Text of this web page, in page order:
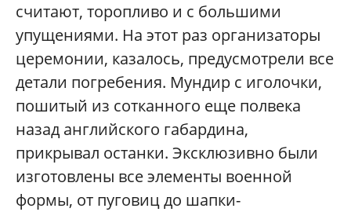
считают, торопливо и с большими
упущениями. На этот раз организаторы
церемонии, казалось, предусмотрели все
детали погребения. Мундир с иголочки,
пошитый из сотканного еще полвека
назад английского габардина,
прикрывал останки. Эксклюзивно были
изготовлены все элементы военной
формы, от пуговиц до шапки-